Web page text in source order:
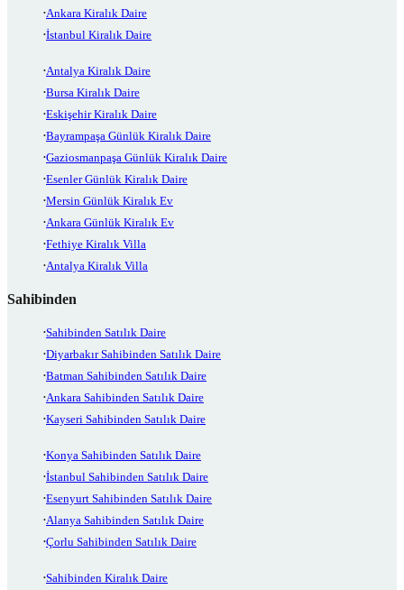
Ankara Kiralık Daire
İstanbul Kiralık Daire
Antalya Kiralık Daire
Bursa Kiralık Daire
Eskişehir Kiralık Daire
Bayrampaşa Günlük Kiralık Daire
Gaziosmanpaşa Günlük Kiralık Daire
Esenler Günlük Kiralık Daire
Mersin Günlük Kiralık Ev
Ankara Günlük Kiralık Ev
Fethiye Kiralık Villa
Antalya Kiralık Villa
Sahibinden
Sahibinden Satılık Daire
Diyarbakır Sahibinden Satılık Daire
Batman Sahibinden Satılık Daire
Ankara Sahibinden Satılık Daire
Kayseri Sahibinden Satılık Daire
Konya Sahibinden Satılık Daire
İstanbul Sahibinden Satılık Daire
Esenyurt Sahibinden Satılık Daire
Alanya Sahibinden Satılık Daire
Çorlu Sahibinden Satılık Daire
Sahibinden Kiralık Daire